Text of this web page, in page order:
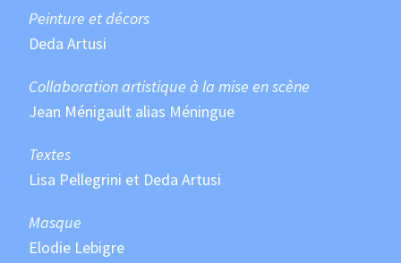
Peinture et décors
Deda Artusi
Collaboration artistique à la mise en scène
Jean Ménigault alias Méningue
Textes
Lisa Pellegrini et Deda Artusi
Masque
Elodie Lebigre